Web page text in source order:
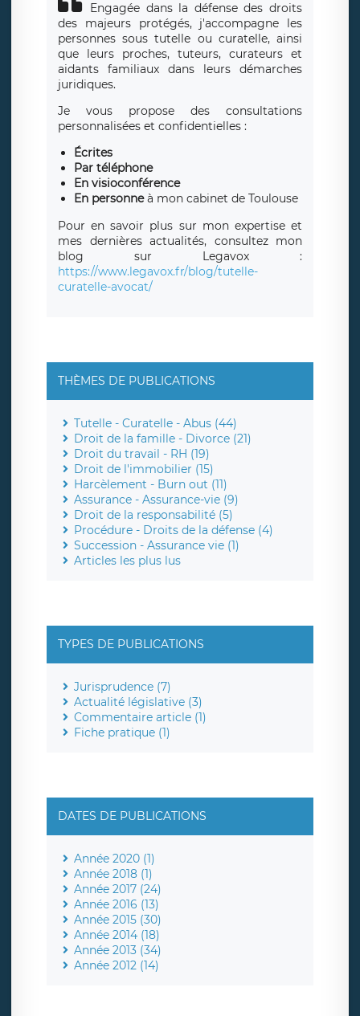
Engagée dans la défense des droits
des majeurs protégés, j'accompagne les
personnes sous tutelle ou curatelle, ainsi
que leurs proches, tuteurs, curateurs et
aidants familiaux dans leurs démarches
juridiques.
Je vous propose des consultations
personnalisées et confidentielles :
Écrites
Par téléphone
En visioconférence
En personneà mon cabinet de Toulouse
Pour en savoir plus sur mon expertise et
mes dernières actualités, consultez mon
blog sur Legavox :
https://www.legavox.fr/blog/tutelle-
curatelle-avocat/
THÈMES DE PUBLICATIONS
Tutelle - Curatelle - Abus (44)
Droit de la famille - Divorce (21)
Droit du travail - RH (19)
Droit de l'immobilier (15)
Harcèlement - Burn out (11)
Assurance - Assurance-vie (9)
Droit de la responsabilité (5)
Procédure - Droits de la défense (4)
Succession - Assurance vie (1)
Articles les plus lus
TYPES DE PUBLICATIONS
Jurisprudence (7)
Actualité législative (3)
Commentaire article (1)
Fiche pratique (1)
DATES DE PUBLICATIONS
Année 2020 (1)
Année 2018 (1)
Année 2017 (24)
Année 2016 (13)
Année 2015 (30)
Année 2014 (18)
Année 2013 (34)
Année 2012 (14)